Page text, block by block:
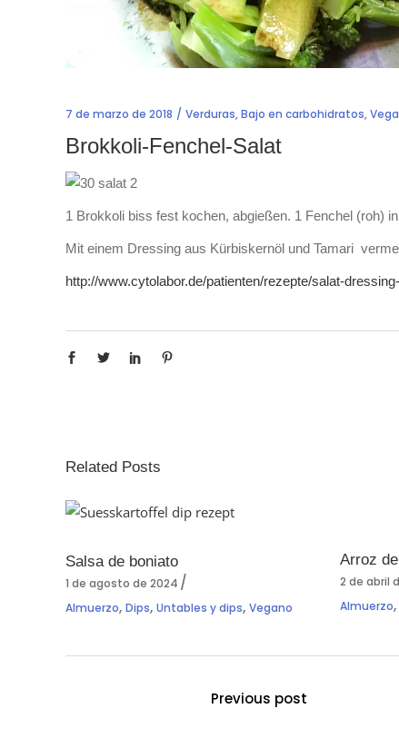
7 de marzo de 2018 Verduras,Bajo en carbohidratos,
Brokkoli-Fenchel-Salat
1 Brokkoli biss fest kochen, abgießen. 1 Fenchel (roh)
Mit einem Dressing aus Kürbiskernöl und Tamari
http://www.cytolabor.de/patienten/rezepte/salat-
Related Posts
Salsa de boniato
1 de agosto de 2024
Almuerzo, Dips, Untables y dips, Vegano
Arroz
2 de abril
Almuerzo
Previous post